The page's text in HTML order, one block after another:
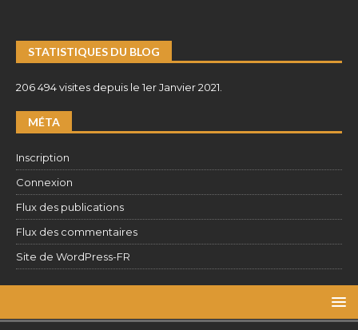
STATISTIQUES DU BLOG
206 494 visites depuis le 1er Janvier 2021.
MÉTA
Inscription
Connexion
Flux des publications
Flux des commentaires
Site de WordPress-FR